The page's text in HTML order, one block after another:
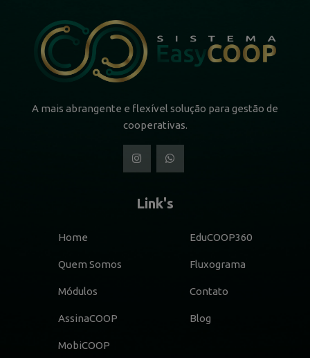
A mais abrangente e flexível solução para gestão de
cooperativas.
Link's
Home
Quem Somos
Módulos
AssinaCOOP
MobiCOOP
EduCOOP360
Fluxograma
Contato
Blog